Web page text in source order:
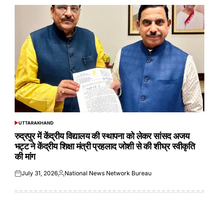
POSTED
UTTARAKHAND
रुद्रपुर में केंद्रीय विद्यालय की स्थापना को लेकर सांसद अजय
भट्ट ने केंद्रीय शिक्षा मंत्री प्रहलाद जोशी से की शीघ्र स्वीकृति
की मांग
Posted
July 31, 2026Posted
National News Network Bureau